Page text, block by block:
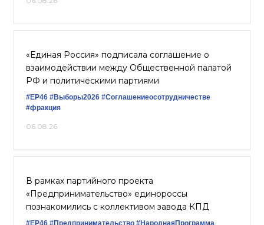
«Единая Россия» подписала соглашение о
взаимодействии между Общественной палатой
РФ и политическими партиями
#ЕР46 #Выборы2026 #Соглашениеосотрудничестве
#фракция
06.08.26
В рамках партийного проекта
«Предпринимательство» единороссы
познакомились с коллективом завода КПД
#ЕР46 #Предпринимательство #НароднаяПрограмма